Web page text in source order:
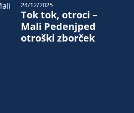
Tok tok, otroci –
Mali Pedenjped
otroški zborček
24/12/2025